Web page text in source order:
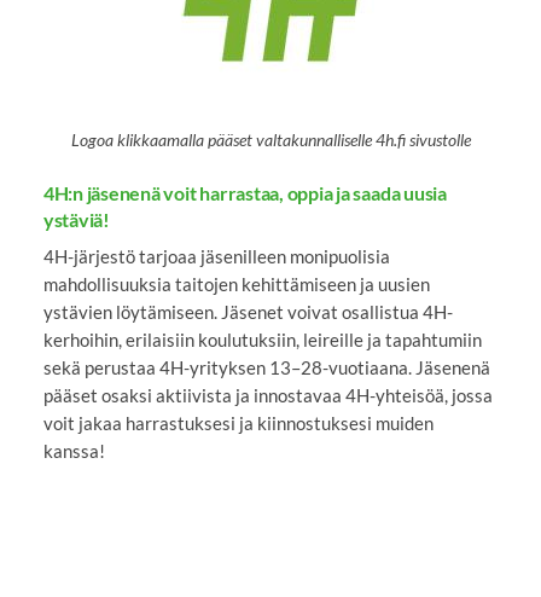
Logoa klikkaamalla pääset valtakunnalliselle 4h.fi sivustolle
4H:n jäsenenä voit harrastaa, oppia ja saada uusia
ystäviä!
4H-järjestö tarjoaa jäsenilleen monipuolisia
mahdollisuuksia taitojen kehittämiseen ja uusien
ystävien löytämiseen. Jäsenet voivat osallistua 4H-
kerhoihin, erilaisiin koulutuksiin, leireille ja tapahtumiin
sekä perustaa 4H-yrityksen 13–28-vuotiaana. Jäsenenä
pääset osaksi aktiivista ja innostavaa 4H-yhteisöä, jossa
voit jakaa harrastuksesi ja kiinnostuksesi muiden
kanssa!